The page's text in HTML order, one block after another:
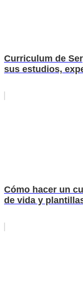
Curriculum de
sus estudios,
Cómo hacer un
de vida y